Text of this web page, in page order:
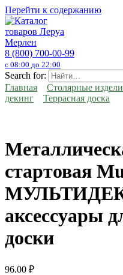
Перейти к содержанию
8 (800) 700-00-99
с 08:00 до 22:00
Search for:
Главная
Столярные
декинг
Террасная доска
стартовая
МУЛЬТИДЕК
аксессуары
доски
96.00 ₽